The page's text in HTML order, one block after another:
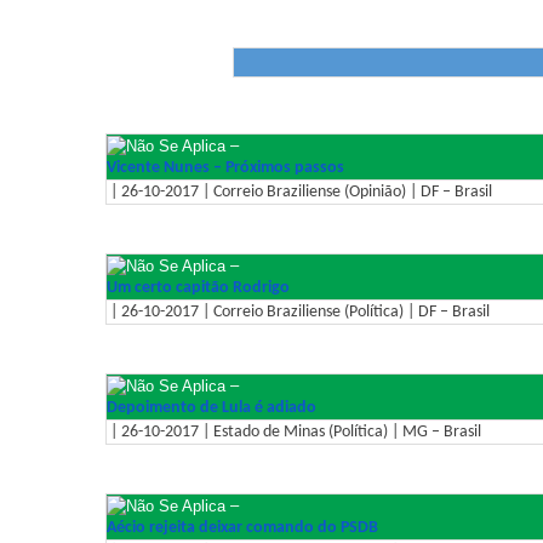
–
Vicente Nunes – Próximos passos
| 26-10-2017 | Correio Braziliense (Opinião) | DF – Brasil
–
Um certo capitão Rodrigo
| 26-10-2017 | Correio Braziliense (Política) | DF – Brasil
–
Depoimento de Lula é adiado
| 26-10-2017 | Estado de Minas (Política) | MG – Brasil
–
Aécio rejeita deixar comando do PSDB